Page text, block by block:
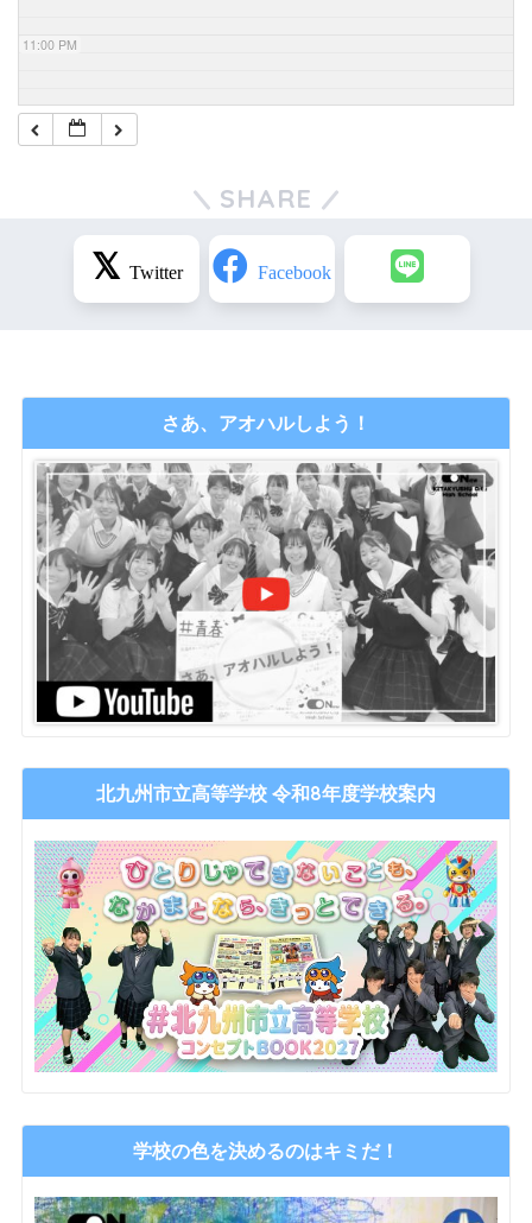
11:00 PM
SHARE
さあ、アオハルしよう！
北九州市立高等学校 令和8年度学校案内
学校の色を決めるのはキミだ！